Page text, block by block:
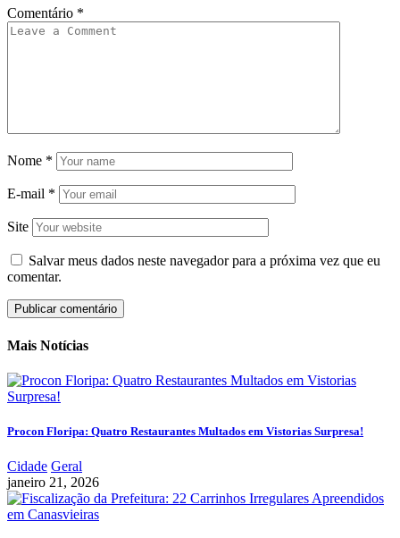
Comentário *
Nome *
E-mail *
Site
Salvar meus dados neste navegador para a próxima vez que eu
comentar.
Mais Notícias
Procon Floripa: Quatro Restaurantes Multados em Vistorias Surpresa!
Cidade Geral
janeiro 21, 2026